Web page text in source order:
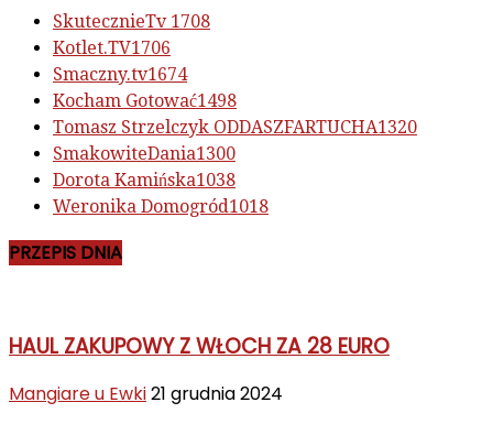
SkutecznieTv 1708
Kotlet.TV1706
Smaczny.tv1674
Kocham Gotować1498
Tomasz Strzelczyk ODDASZFARTUCHA1320
SmakowiteDania1300
Dorota Kamińska1038
Weronika Domogród1018
PRZEPIS DNIA
HAUL ZAKUPOWY Z WŁOCH ZA 28 EURO
Mangiare u Ewki21 grudnia 2024